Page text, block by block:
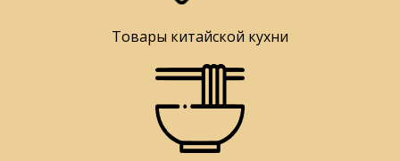
Товары китайской кухни